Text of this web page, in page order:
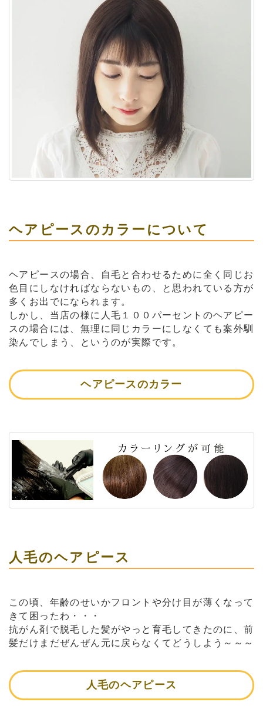
ヘアピースのカラーについて
ヘアピースの場合、自毛と合わせるために全く同じお
色目にしなければならないもの、と思われている方が
多くお出でになられます。
しかし、当店の様に人毛１００パーセントのヘアピー
スの場合には、無理に同じカラーにしなくても案外馴
染んでしまう、というのが実際です。
ヘアピースのカラー
人毛のヘアピース
この頃、年齢のせいかフロントや分け目が薄くなって
きて困ったわ・・・
抗がん剤で脱毛した髪がやっと育毛してきたのに、前
髪だけまだぜんぜん元に戻らなくてどうしよう～～～
人毛のヘアピース